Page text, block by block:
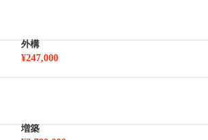
外構
¥247,000
増築